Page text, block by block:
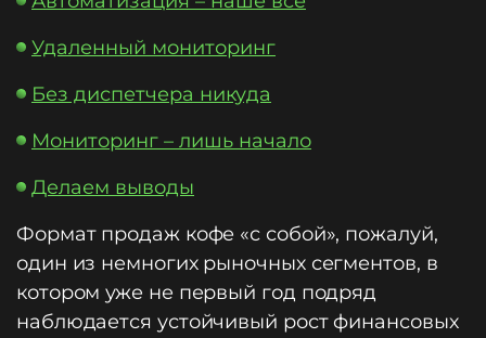
Удаленный мониторинг
Без диспетчера никуда
Мониторинг – лишь начало
Делаем выводы
Формат продаж кофе «с собой», пожалуй,
один из немногих рыночных сегментов, в
котором уже не первый год подряд
наблюдается устойчивый рост финансовых